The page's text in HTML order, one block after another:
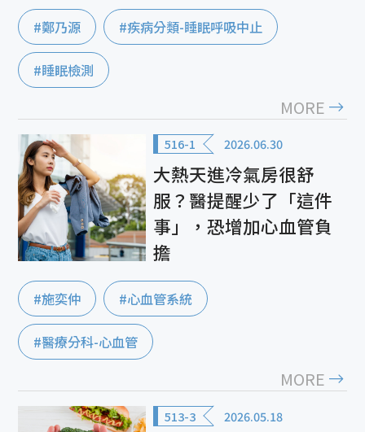
#鄭乃源 #疾病分類-睡眠呼吸中止
#睡眠檢測
MORE
516-1 2026.06.30
大熱天進冷氣房很舒
服？醫提醒少了「這件
事」，恐增加心血管負
擔
#施奕仲 #心血管系統
#醫療分科-心血管
MORE
513-3 2026.05.18